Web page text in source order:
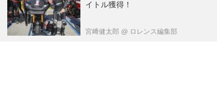
イトル獲得！
宮﨑健太郎 @ ロレンス編集部